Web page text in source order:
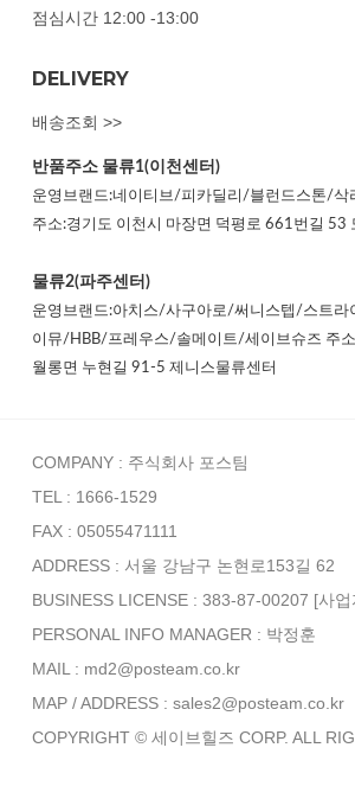
점심시간 12:00 -13:00
DELIVERY
배송조회 >>
반품주소 물류1(이천센터)
운영브랜드:네이티브/피카딜리/블런드스톤/삭
주소:경기도 이천시 마장면 덕평로 661번길 53
물류2(파주센터)
운영브랜드:아치스/사구아로/써니스텝/스트라
이뮤/HBB/프레우스/솔메이트/세이브슈즈 주소
월롱면 누현길 91-5 제니스물류센터
COMPANY : 주식회사 포스팀
TEL : 1666-1529
FAX : 05055471111
ADDRESS : 서울 강남구 논현로153길 62
BUSINESS LICENSE : 383-87-00207 [사
PERSONAL INFO MANAGER : 박정훈
MAIL : md2@posteam.co.kr
MAP / ADDRESS : sales2@posteam.co.kr
COPYRIGHT © 세이브힐즈 CORP. ALL